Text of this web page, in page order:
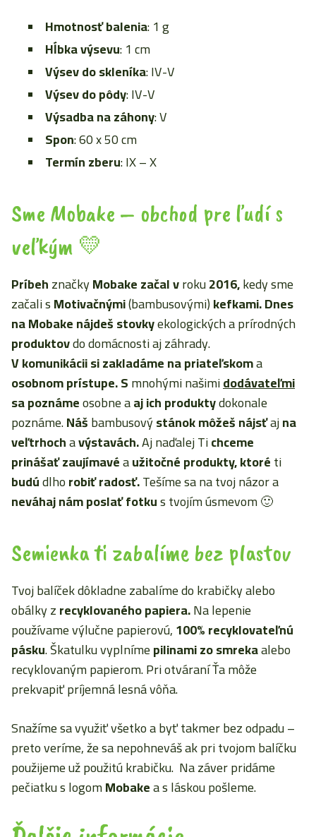
Hmotnosť balenia: 1 g
Hĺbka výsevu: 1 cm
Výsev do skleníka: IV-V
Výsev do pôdy: IV-V
Výsadba na záhony: V
Spon: 60 x 50 cm
Termín zberu: IX – X
Sme Mobake – obchod pre ľudí s
veľkým 💛
PríbehznačkyMobake začalvroku2016,kedy sme
začali sMotivačnými(bambusovými)kefkami. Dnes
na Mobake nájdeš stovkyekologických a prírodných
produktovdo domácnosti aj záhrady.
V komunikáciisi zakladámena priateľskoma
osobnom prístupe. Smnohými našimidodávateľmi
sa poznámeosobne aaj ich produktydokonale
poznáme.Nášbambusovýstánok môžeš nájsťajna
veľtrhochavýstavách.Aj naďalej Tichceme
prinášaťzaujímavéaužitočné produkty, ktoréti
budúdlhorobiť radosť.Tešíme sa na tvoj názor a
neváhaj nám poslať fotkus tvojím úsmevom 🙂
Semienka ti zabalíme bez plastov
Tvoj balíček dôkladne zabalíme do krabičky alebo
obálky zrecyklovaného papiera.Na lepenie
používame výlučne papierovú,100% recyklovateľnú
pásku. Škatulku vyplnímepilinami zo smrekaalebo
recyklovaným papierom. Pri otváraní Ťa môže
prekvapiť príjemná lesná vôňa.
Snažíme sa využiť všetko a byť takmer bez odpadu –
preto veríme, že sa nepohneváš ak pri tvojom balíčku
použijeme už použitú krabičku. Na záver pridáme
pečiatku s logomMobakea s láskou pošleme.